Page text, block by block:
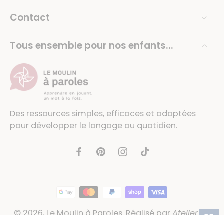
Contact
Tous ensemble pour nos enfants...
Des ressources simples, efficaces et adaptées
pour développer le langage au quotidien.